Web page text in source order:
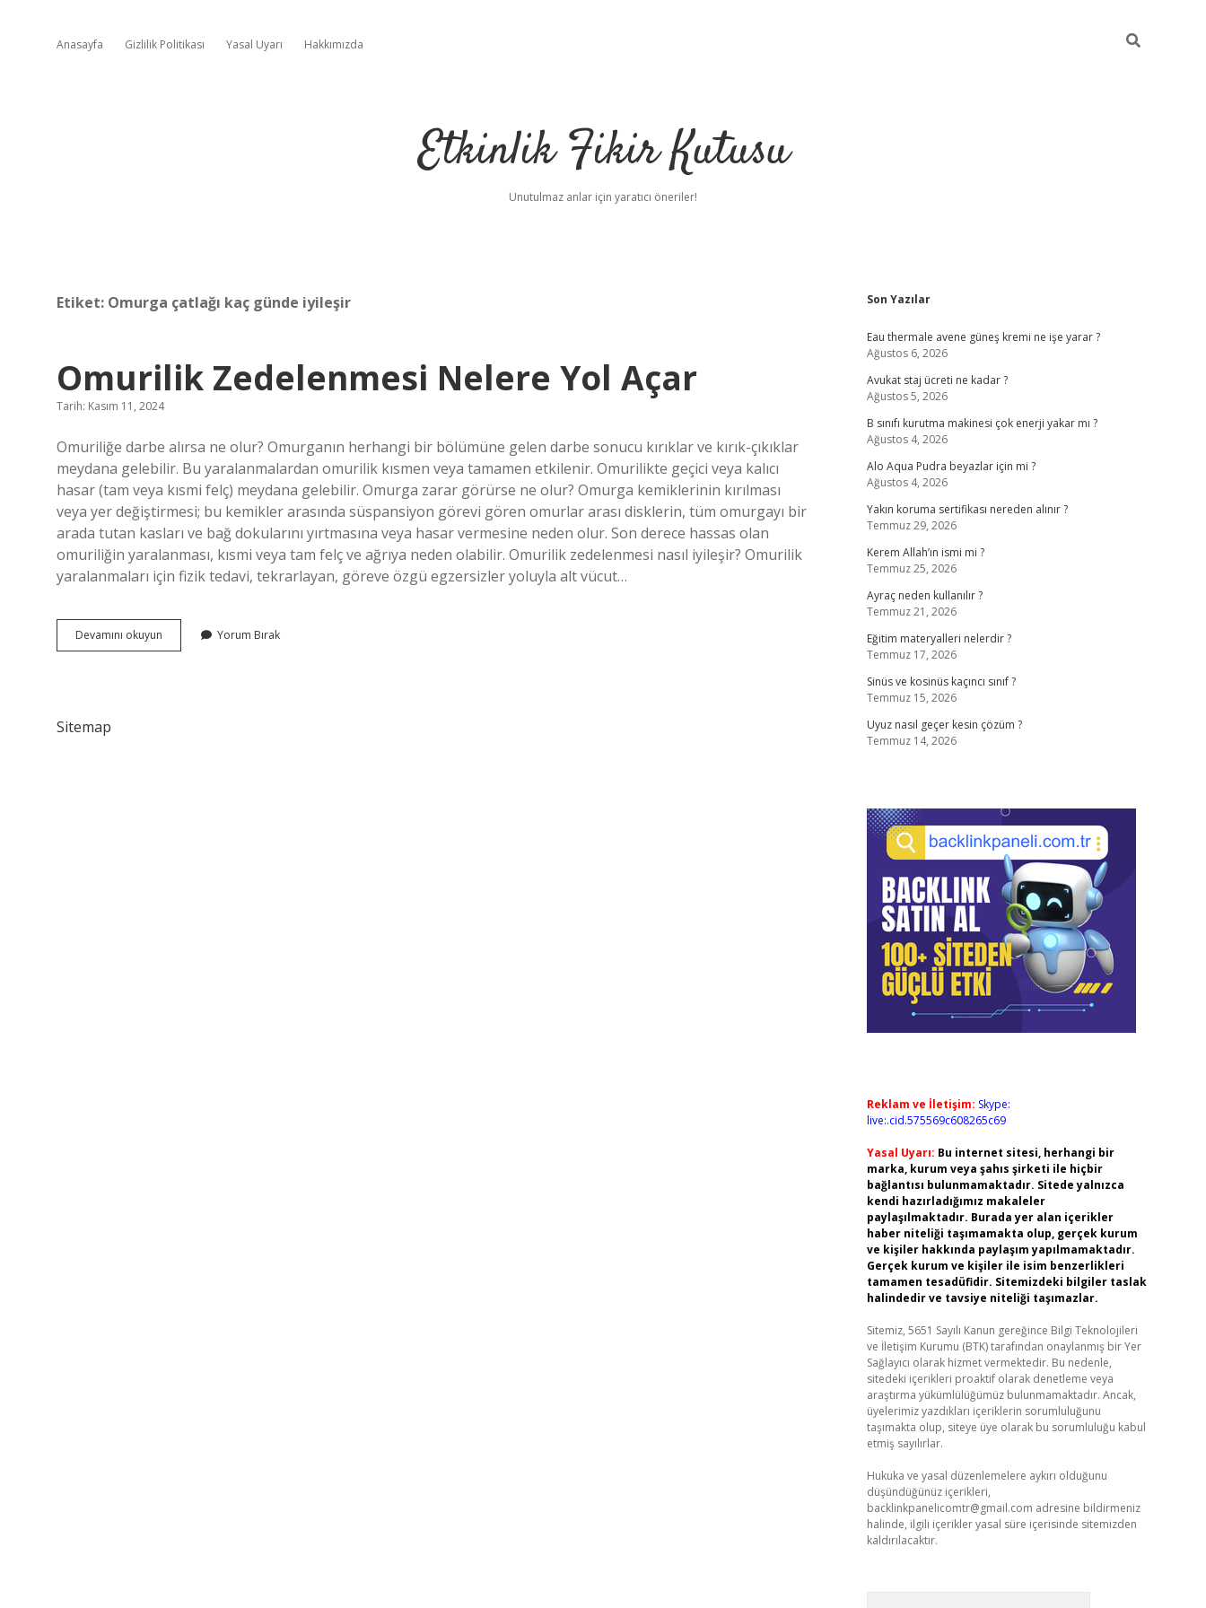
Anasayfa Gizlilik Politikası Yasal Uyarı Hakkımızda
Etkinlik Fikir Kutusu
Unutulmaz anlar için yaratıcı öneriler!
Etiket: Omurga çatlağı kaç günde iyileşir
Omurilik Zedelenmesi Nelere Yol Açar
Tarih: Kasım 11, 2024
Omuriliğe darbe alırsa ne olur? Omurganın herhangi bir bölümüne gelen darbe sonucu kırıklar ve kırık-çıkıklar
meydana gelebilir. Bu yaralanmalardan omurilik kısmen veya tamamen etkilenir. Omurilikte geçici veya kalıcı
hasar (tam veya kısmi felç) meydana gelebilir. Omurga zarar görürse ne olur? Omurga kemiklerinin kırılması
veya yer değiştirmesi; bu kemikler arasında süspansiyon görevi gören omurlar arası disklerin, tüm omurgayı bir
arada tutan kasları ve bağ dokularını yırtmasına veya hasar vermesine neden olur. Son derece hassas olan
omuriliğin yaralanması, kısmi veya tam felç ve ağrıya neden olabilir. Omurilik zedelenmesi nasıl iyileşir? Omurilik
yaralanmaları için fizik tedavi, tekrarlayan, göreve özgü egzersizler yoluyla alt vücut…
Devamını okuyun Omurilik
Zedelenmesi
Yorum Bırak
Sitemap
Sidebar
Son Yazılar
Eau thermale avene güneş kremi ne işe yarar ?
Ağustos 6, 2026
Avukat staj ücreti ne kadar ?
Ağustos 5, 2026
B sınıfı kurutma makinesi çok enerji yakar mı ?
Ağustos 4, 2026
Alo Aqua Pudra beyazlar için mi ?
Ağustos 4, 2026
Yakın koruma sertifikası nereden alınır ?
Temmuz 29, 2026
Kerem Allah’ın ismi mi ?
Temmuz 25, 2026
Ayraç neden kullanılır ?
Temmuz 21, 2026
Eğitim materyalleri nelerdir ?
Temmuz 17, 2026
Sinüs ve kosinüs kaçıncı sınıf ?
Temmuz 15, 2026
Uyuz nasıl geçer kesin çözüm ?
Temmuz 14, 2026
Reklam ve İletişim: Skype:
live:.cid.575569c608265c69
Yasal Uyarı: Bu internet sitesi, herhangi bir
marka, kurum veya şahıs şirketi ile hiçbir
bağlantısı bulunmamaktadır. Sitede yalnızca
kendi hazırladığımız makaleler
paylaşılmaktadır. Burada yer alan içerikler
haber niteliği taşımamakta olup, gerçek kurum
ve kişiler hakkında paylaşım yapılmamaktadır.
Gerçek kurum ve kişiler ile isim benzerlikleri
tamamen tesadüfidir. Sitemizdeki bilgiler taslak
halindedir ve tavsiye niteliği taşımazlar.
Sitemiz, 5651 Sayılı Kanun gereğince Bilgi Teknolojileri
ve İletişim Kurumu (BTK) tarafından onaylanmış bir Yer
Sağlayıcı olarak hizmet vermektedir. Bu nedenle,
sitedeki içerikleri proaktif olarak denetleme veya
araştırma yükümlülüğümüz bulunmamaktadır. Ancak,
üyelerimiz yazdıkları içeriklerin sorumluluğunu
taşımakta olup, siteye üye olarak bu sorumluluğu kabul
etmiş sayılırlar.
Hukuka ve yasal düzenlemelere aykırı olduğunu
düşündüğünüz içerikleri,
backlinkpanelicomtr@gmail.com adresine bildirmeniz
halinde, ilgili içerikler yasal süre içerisinde sitemizden
kaldırılacaktır.